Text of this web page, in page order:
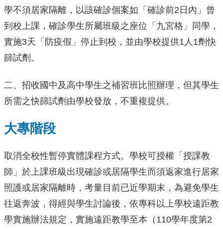
學不須居家隔離，以該確診個案如「確診前2日內」曾
到校上課，確診學生所屬班級之座位「九宮格」同學，
實施3天「防疫假」停止到校，並由學校提供1人1劑快
篩試劑。
二、招收國中及高中學生之補習班比照辦理，但其學生
所需之快篩試劑由學校發放，不重複提供。
大專階段
取消全校性暫停實體課程方式。學校可授權「授課教
師」於上課班級出現確診或居隔學生而須返家進行居家
照護或居家隔離時，考量目前已近學期末，為避免學生
往返奔波，得經與學生討論後，依專科以上學校遠距教
學實施辦法規定，實施遠距教學至本（110學年度第2